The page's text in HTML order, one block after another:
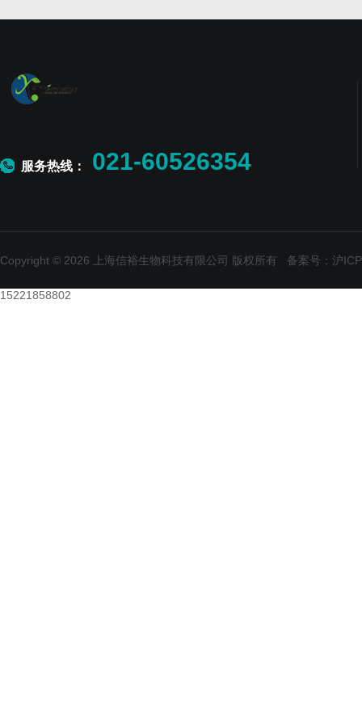
服务热线： 021-60526354
Copyright © 2026 上海信裕生物科技有限公司 版权所有 备案号：沪
15221858802